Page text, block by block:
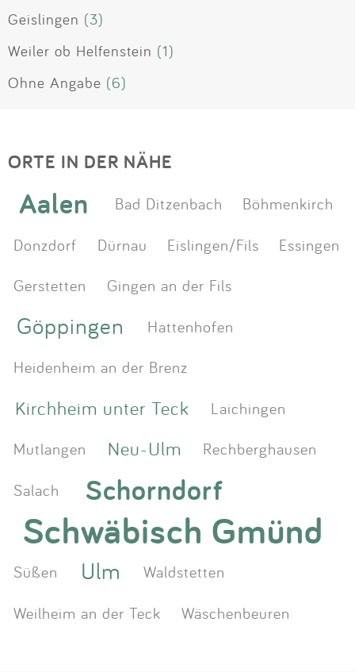
Geislingen (3)
Weiler ob Helfenstein (1)
Ohne Angabe (6)
ORTE IN DER NÄHE
Aalen Bad Ditzenbach
Böhmenkirch
Donzdorf
Dürnau Eislingen/Fils
Essingen
Gerstetten
Gingen an der Fils
Göppingen
Hattenhofen
Heidenheim an der Brenz
Kirchheim unter Teck
Laichingen
Mutlangen
Neu-Ulm
Rechberghausen
Salach
Schorndorf
Schwäbisch Gmünd
Süßen Ulm
Waldstetten
Weilheim an der Teck
Wäschenbeuren